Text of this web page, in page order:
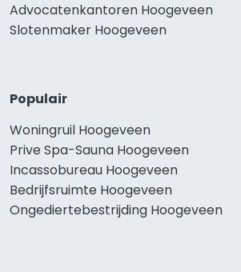
Advocatenkantoren Hoogeveen
Slotenmaker Hoogeveen
Populair
Woningruil Hoogeveen
Prive Spa-Sauna Hoogeveen
Incassobureau Hoogeveen
Bedrijfsruimte Hoogeveen
Ongediertebestrijding Hoogeveen